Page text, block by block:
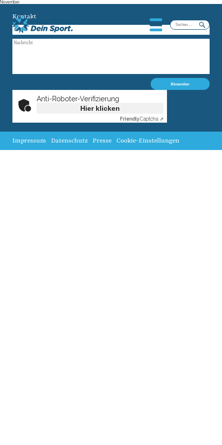
Suchen
nach:
November
Kontakt
Anti-Roboter-Verifizierung
Hier klicken
FriendlyCaptcha ⇗
Impressum Datenschutz Presse Cookie-Einstellungen